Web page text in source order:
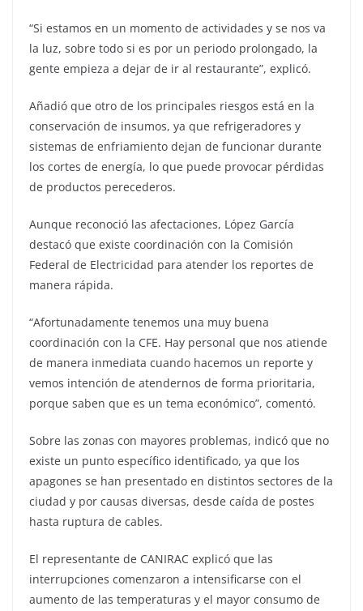
“Si estamos en un momento de actividades y se nos va
la luz, sobre todo si es por un periodo prolongado, la
gente empieza a dejar de ir al restaurante”, explicó.
Añadió que otro de los principales riesgos está en la
conservación de insumos, ya que refrigeradores y
sistemas de enfriamiento dejan de funcionar durante
los cortes de energía, lo que puede provocar pérdidas
de productos perecederos.
Aunque reconoció las afectaciones, López García
destacó que existe coordinación con la Comisión
Federal de Electricidad para atender los reportes de
manera rápida.
“Afortunadamente tenemos una muy buena
coordinación con la CFE. Hay personal que nos atiende
de manera inmediata cuando hacemos un reporte y
vemos intención de atendernos de forma prioritaria,
porque saben que es un tema económico”, comentó.
Sobre las zonas con mayores problemas, indicó que no
existe un punto específico identificado, ya que los
apagones se han presentado en distintos sectores de la
ciudad y por causas diversas, desde caída de postes
hasta ruptura de cables.
El representante de CANIRAC explicó que las
interrupciones comenzaron a intensificarse con el
aumento de las temperaturas y el mayor consumo de